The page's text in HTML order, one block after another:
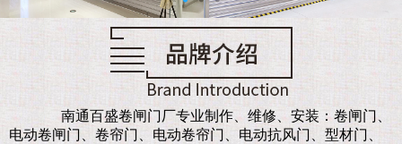
南通百盛卷闸门厂专业制作、维修、安装：卷闸门、
电动卷闸门、卷帘门、电动卷帘门、电动抗风门、型材门、